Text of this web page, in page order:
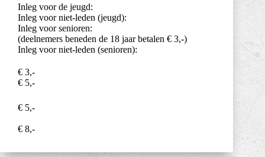
Inleg voor de jeugd:
Inleg voor niet-leden (jeugd):
Inleg voor senioren:
(deelnemers beneden de 18 jaar betalen € 3,-)
Inleg voor niet-leden (senioren):
€ 3,-
€ 5,-
€ 5,-
€ 8,-